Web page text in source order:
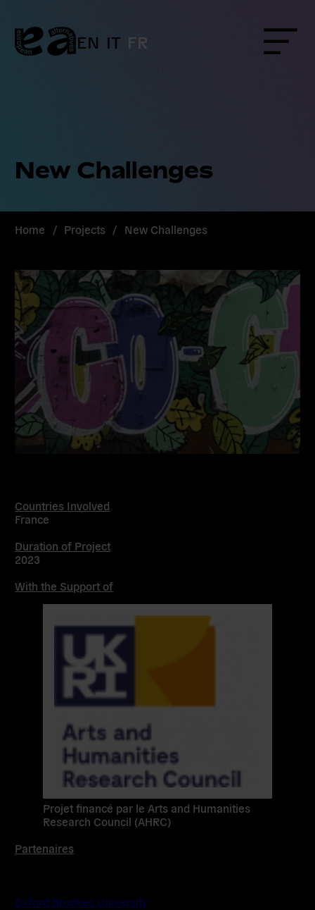
content
EN IT FR
New Challenges
Home / Projects / New Challenges
Countries Involved
France
Duration of Project
2023
With the Support of
Projet financé par le Arts and Humanities
Research Council (AHRC)
Partenaires
Oxford Brookes University